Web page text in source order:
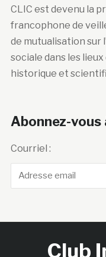
CLIC est devenu la
francophone de
de mutualisation sur
sociale dans les
historique et
Abonnez-
Courriel :
Club